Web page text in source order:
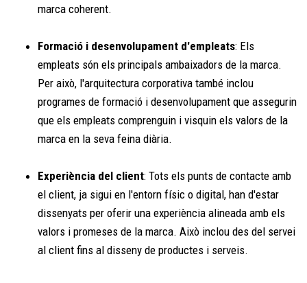
marca coherent.
Formació i desenvolupament d'empleats: Els
empleats són els principals ambaixadors de la marca.
Per això, l'arquitectura corporativa també inclou
programes de formació i desenvolupament que assegurin
que els empleats comprenguin i visquin els valors de la
marca en la seva feina diària.
Experiència del client: Tots els punts de contacte amb
el client, ja sigui en l'entorn físic o digital, han d'estar
dissenyats per oferir una experiència alineada amb els
valors i promeses de la marca. Això inclou des del servei
al client fins al disseny de productes i serveis.